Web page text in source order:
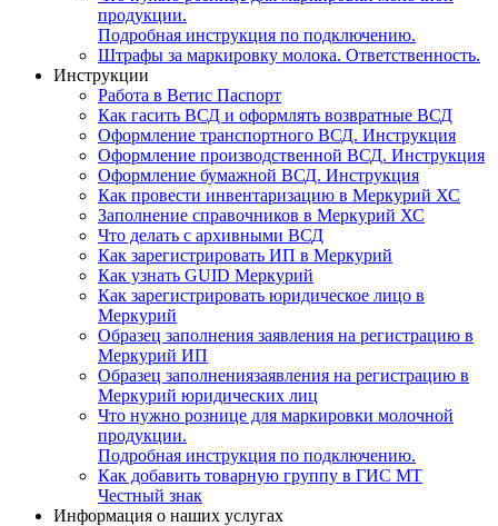
продукции.
Подробная инструкция по подключению.
Штрафы за маркировку молока. Ответственность.
Инструкции
Работа в Ветис Паспорт
Как гасить ВСД и оформлять возвратные ВСД
Оформление транспортного ВСД. Инструкция
Оформление производственной ВСД. Инструкция
Оформление бумажной ВСД. Инструкция
Как провести инвентаризацию в Меркурий ХС
Заполнение справочников в Меркурий ХС
Что делать с архивными ВСД
Как зарегистрировать ИП в Меркурий
Как узнать GUID Меркурий
Как зарегистрировать юридическое лицо в
Меркурий
Образец заполнения заявления на регистрацию в
Меркурий ИП
Образец заполнениязаявления на регистрацию в
Меркурий юридических лиц
Что нужно рознице для маркировки молочной
продукции.
Подробная инструкция по подключению.
Как добавить товарную группу в ГИС МТ
Честный знак
Информация о наших услугах